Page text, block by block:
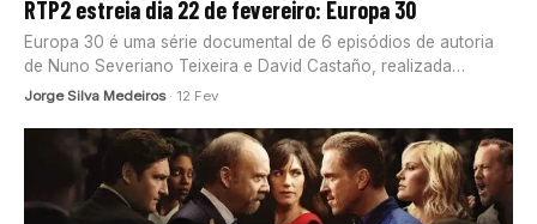
RTP2 estreia dia 22 de fevereiro: Europa 30
Europa 30 é uma série documental de 6 episódios de autoria
de Nuno Severiano Teixeira e David Castaño, realizada
por Joana Pontes, que visa refletir sobre o…
Jorge Silva Medeiros· 12 Fev